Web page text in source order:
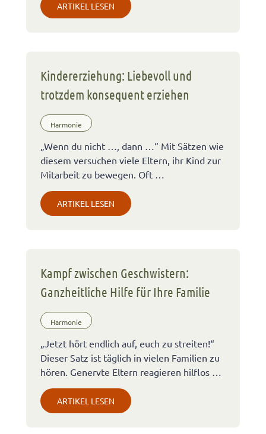
ARTIKEL LESEN
Kindererziehung: Liebevoll und
trotzdem konsequent erziehen
Harmonie
„Wenn du nicht …, dann …“ Mit Sätzen wie
diesem versuchen viele Eltern, ihr Kind zur
Mitarbeit zu bewegen. Oft …
ARTIKEL LESEN
Kampf zwischen Geschwistern:
Ganzheitliche Hilfe für Ihre Familie
Harmonie
„Jetzt hört endlich auf, euch zu streiten!“
Dieser Satz ist täglich in vielen Familien zu
hören. Genervte Eltern reagieren hilflos …
ARTIKEL LESEN